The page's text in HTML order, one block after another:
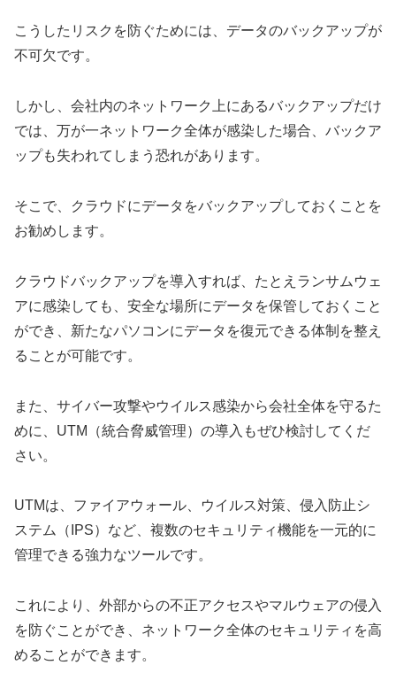
こうしたリスクを防ぐためには、データのバックアップが
不可欠です。
しかし、会社内のネットワーク上にあるバックアップだけ
では、万が一ネットワーク全体が感染した場合、バックア
ップも失われてしまう恐れがあります。
そこで、クラウドにデータをバックアップしておくことを
お勧めします。
クラウドバックアップを導入すれば、たとえランサムウェ
アに感染しても、安全な場所にデータを保管しておくこと
ができ、新たなパソコンにデータを復元できる体制を整え
ることが可能です。
また、サイバー攻撃やウイルス感染から会社全体を守るた
めに、UTM（統合脅威管理）の導入もぜひ検討してくだ
さい。
UTMは、ファイアウォール、ウイルス対策、侵入防止シ
ステム（IPS）など、複数のセキュリティ機能を一元的に
管理できる強力なツールです。
これにより、外部からの不正アクセスやマルウェアの侵入
を防ぐことができ、ネットワーク全体のセキュリティを高
めることができます。